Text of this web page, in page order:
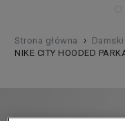
Strona główna ›
NIKE CITY HOODED